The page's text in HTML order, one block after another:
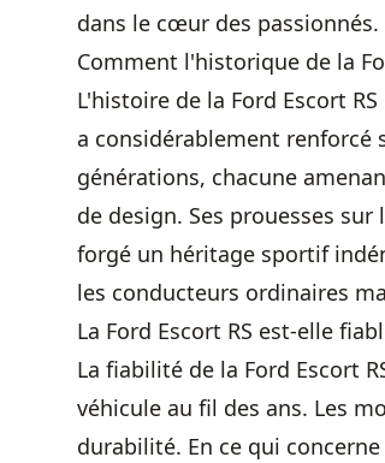
dans le cœur des passionnés.
Comment l'historique de la
L'histoire de la Ford Escort
a considérablement renforcé
générations, chacune
de design. Ses prouesses
forgé un héritage sportif
les conducteurs ordinaires
La Ford Escort RS est-elle
La fiabilité de la Ford Escort
véhicule au fil des ans. Les
durabilité. En ce qui